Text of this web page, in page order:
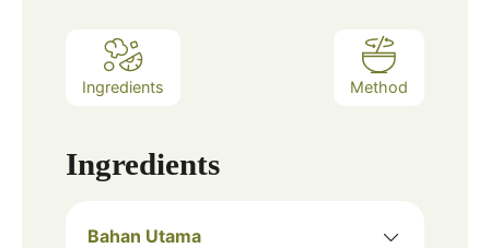
Ingredients Method
Ingredients
Bahan Utama